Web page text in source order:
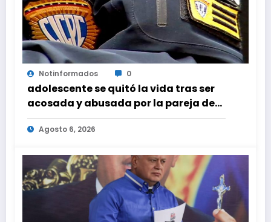
Notinformados 0
adolescente se quitó la vida tras ser
acosada y abusada por la pareja de
su abuela
Agosto 6, 2026